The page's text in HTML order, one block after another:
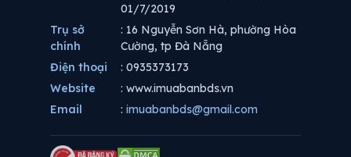
01/7/2019
Trụ sở
chính
: 16 Nguyễn Sơn Hà, phường Hòa
Cường, tp Đà Nẵng
Điện thoại
: 0935373173
Website
: www.imuabanbds.vn
Email
: imuabanbds@gmail.com